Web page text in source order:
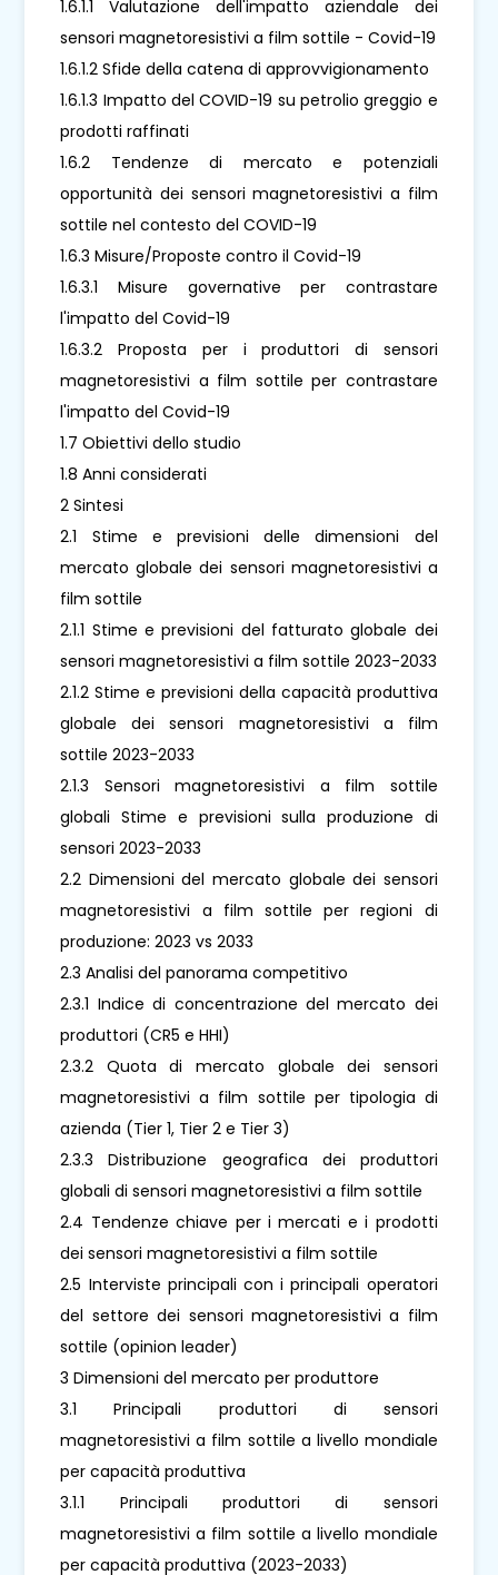
1.6.1.1 Valutazione dell'impatto aziendale dei
sensori magnetoresistivi a film sottile - Covid-19
1.6.1.2 Sfide della catena di approvvigionamento
1.6.1.3 Impatto del COVID-19 su petrolio greggio e
prodotti raffinati
1.6.2 Tendenze di mercato e potenziali
opportunità dei sensori magnetoresistivi a film
sottile nel contesto del COVID-19
1.6.3 Misure/Proposte contro il Covid-19
1.6.3.1 Misure governative per contrastare
l'impatto del Covid-19
1.6.3.2 Proposta per i produttori di sensori
magnetoresistivi a film sottile per contrastare
l'impatto del Covid-19
1.7 Obiettivi dello studio
1.8 Anni considerati
2 Sintesi
2.1 Stime e previsioni delle dimensioni del
mercato globale dei sensori magnetoresistivi a
film sottile
2.1.1 Stime e previsioni del fatturato globale dei
sensori magnetoresistivi a film sottile 2023-2033
2.1.2 Stime e previsioni della capacità produttiva
globale dei sensori magnetoresistivi a film
sottile 2023-2033
2.1.3 Sensori magnetoresistivi a film sottile
globali Stime e previsioni sulla produzione di
sensori 2023-2033
2.2 Dimensioni del mercato globale dei sensori
magnetoresistivi a film sottile per regioni di
produzione: 2023 vs 2033
2.3 Analisi del panorama competitivo
2.3.1 Indice di concentrazione del mercato dei
produttori (CR5 e HHI)
2.3.2 Quota di mercato globale dei sensori
magnetoresistivi a film sottile per tipologia di
azienda (Tier 1, Tier 2 e Tier 3)
2.3.3 Distribuzione geografica dei produttori
globali di sensori magnetoresistivi a film sottile
2.4 Tendenze chiave per i mercati e i prodotti
dei sensori magnetoresistivi a film sottile
2.5 Interviste principali con i principali operatori
del settore dei sensori magnetoresistivi a film
sottile (opinion leader)
3 Dimensioni del mercato per produttore
3.1 Principali produttori di sensori
magnetoresistivi a film sottile a livello mondiale
per capacità produttiva
3.1.1 Principali produttori di sensori
magnetoresistivi a film sottile a livello mondiale
per capacità produttiva (2023-2033)